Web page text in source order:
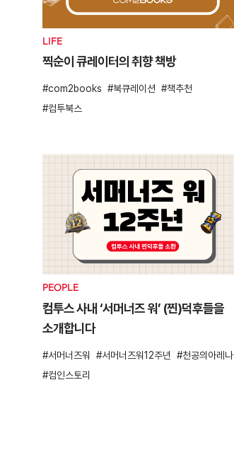
LIFE
찍순이 큐레이터의 취향 책방
com2books 북큐레이션
책추천
컴투북스
PEOPLE
컴투스 사내 ‘서머너즈 워’ (찐)덕후들을
소개합니다
서머너즈워 서머너즈워12주년
천공의아레나
컴인스토리